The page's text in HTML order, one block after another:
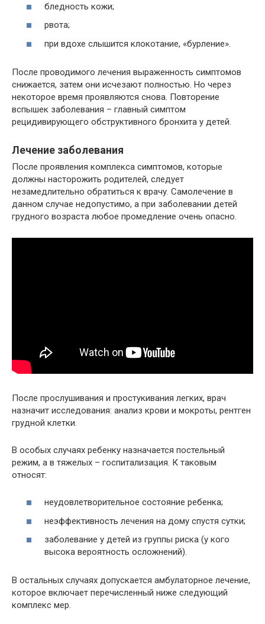
бледность кожи;
рвота;
при вдохе слышится клокотание, «бурление».
После проводимого лечения выраженность симптомов
снижается, затем они исчезают полностью. Но через
некоторое время проявляются снова. Повторение
вспышек заболевания – главный симптом
рецидивирующего обструктивного бронхита у детей.
Лечение заболевания
После проявления комплекса симптомов, которые
должны насторожить родителей, следует
незамедлительно обратиться к врачу. Самолечение в
данном случае недопустимо, а при заболевании детей
грудного возраста любое промедление очень опасно.
После прослушивания и простукивания легких, врач
назначит исследования: анализ крови и мокроты, рентген
грудной клетки.
В особых случаях ребенку назначается постельный
режим, а в тяжелых – госпитализация. К таковым
относят:
неудовлетворительное состояние ребенка;
неэффективность лечения на дому спустя сутки;
заболевание у детей из группы риска (у кого
высока вероятность осложнений).
В остальных случаях допускается амбулаторное лечение,
которое включает перечисленный ниже следующий
комплекс мер.